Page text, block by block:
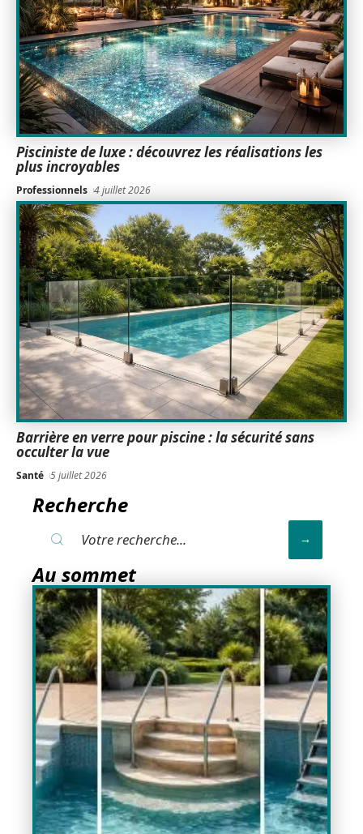
Pisciniste de luxe : découvrez les réalisations les
plus incroyables
Professionnels 4 juillet 2026
Barrière en verre pour piscine : la sécurité sans
occulter la vue
Santé 5 juillet 2026
Recherche
Au sommet